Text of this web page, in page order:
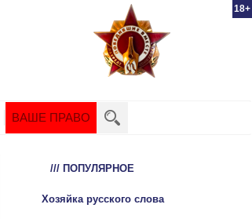
18+
ВАШЕ ПРАВО
/// ПОПУЛЯРНОЕ
Хозяйка русского слова